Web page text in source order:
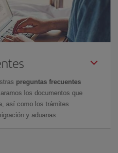
preguntas frecuentes
los documentos que
así como los trámites
y aduanas.